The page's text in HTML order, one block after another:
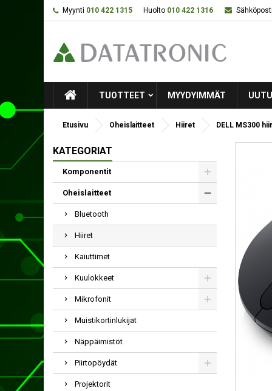
Myynti 010 422 1315 Huolto 010 422 1316
TUOTTEET MYYDYIMMÄT
Etusivu Oheislaitteet Hiiret DELL MS300
KATEGORIAT
Komponentit
Oheislaitteet
Bluetooth
Hiiret
Kaiuttimet
Kuulokkeet
Mikrofonit
Muistikortinlukijat
Näppäimistöt
Piirtopöydät
Projektorit